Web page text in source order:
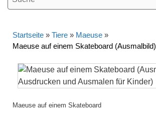
Startseite » Tiere » Maeuse »
Maeuse auf einem Skateboard (Ausmalbild)
Maeuse auf einem Skateboard